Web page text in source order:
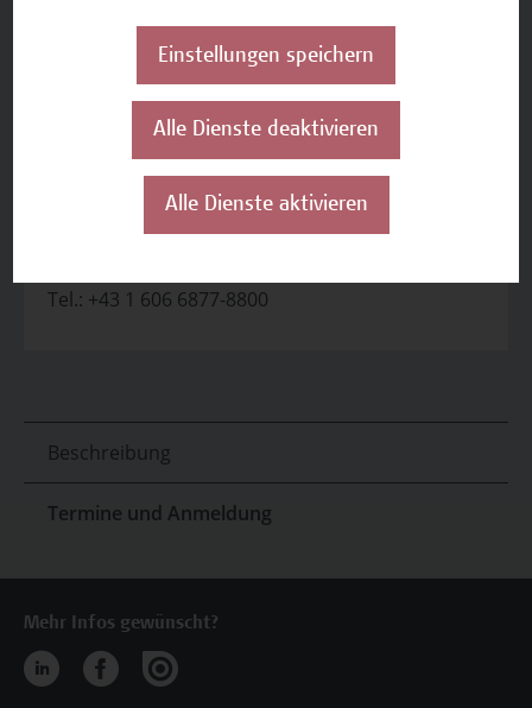
Falls Sie noch Fragen haben oder Informationen
zum Angebot benötigen, stehen wir gerne zur
Team Campus Wien Academy
Tel.: +43 1 606 6877-8800
Beschreibung
Termine und Anmeldung
Mehr Infos gewünscht?
Einstellungen speichern
Alle Dienste deaktivieren
Alle Dienste aktivieren